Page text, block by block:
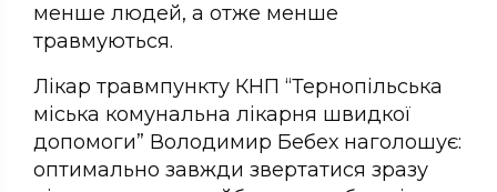
менше людей, а отже менше
травмуються.
Лікар травмпункту КНП “Тернопільська
міська комунальна лікарня швидкої
допомоги” Володимир Бебех наголошує:
оптимально завжди звертатися зразу